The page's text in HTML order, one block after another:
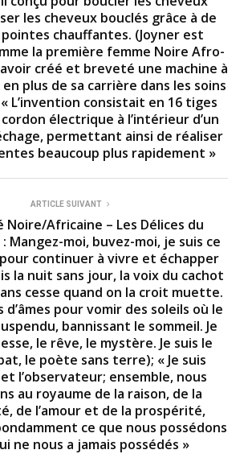
les cheveux bouclés grâce à de
chauffantes. (Joyner est
la première femme Noire Afro-
créé et breveté une machine à
plus de sa carrière dans les soins
L’invention consistait en 16 tiges
électrique à l’intérieur d’un
permettant ainsi de réaliser
beaucoup plus rapidement »
ARTICLE SUIVANT
Noire/Africaine – Les Délices du
Mangez-moi, buvez-moi, je suis ce
pour continuer à vivre et échapper
la nuit sans jour, la voix du cachot
cesse quand on la croit muette.
d’âmes pour vomir des soleils où le
bannissant le sommeil. Je
le rêve, le mystère. Je suis le
le poète sans terre); « Je suis
l’observateur; ensemble, nous
au royaume de la raison, de la
de l’amour et de la prospérité,
ce que nous possédons
ne nous a jamais possédés »